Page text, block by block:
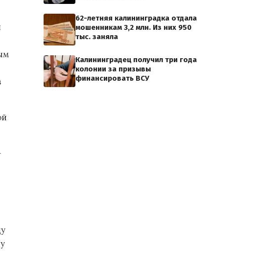
62-летняя калининградка отдала
мошенникам 3,2 млн. Из них 950
тыс. заняла
Калининградец получил три года
колонии за призывы
финансировать ВСУ